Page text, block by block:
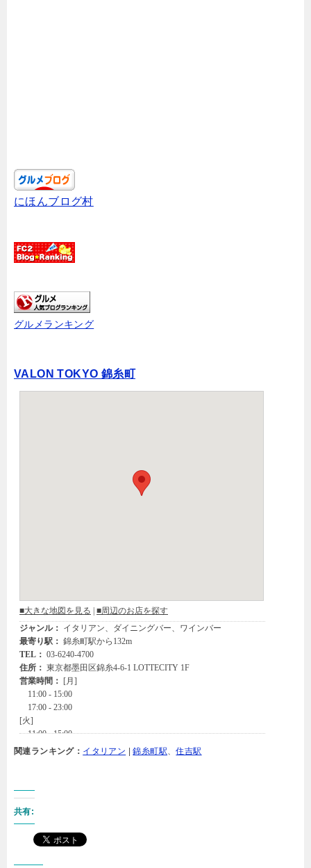
にほんブログ村
グルメランキング
VALON TOKYO 錦糸町
関連ランキング： イタリアン |錦糸町駅 、住吉駅
共有: